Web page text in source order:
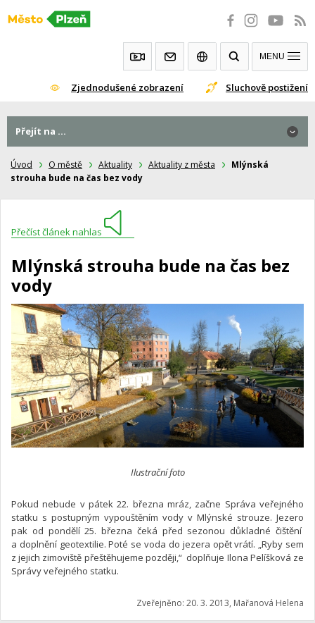
Přeskočit
Zjednodušené zobrazení Sluchově postižení
MENU
Úvod O městě Aktuality Aktuality z města
Mlýnská
strouha bude na čas bez vody
Přečíst článek nahlas
Mlýnská strouha bude na čas bez
vody
Ilustrační foto
Pokud nebude v pátek 22. března mráz, začne Správa veřejného
statku s postupným vypouštěním vody v Mlýnské strouze. Jezero
pak od pondělí 25. března čeká před sezonou důkladné čištění
a doplnění geotextilie. Poté se voda do jezera opět vrátí. „Ryby sem
z jejich zimoviště přeštěhujeme později,“ doplňuje Ilona Pelíšková ze
Správy veřejného statku.
Zveřejněno: 20. 3. 2013, Mařanová Helena
Přejít na ...